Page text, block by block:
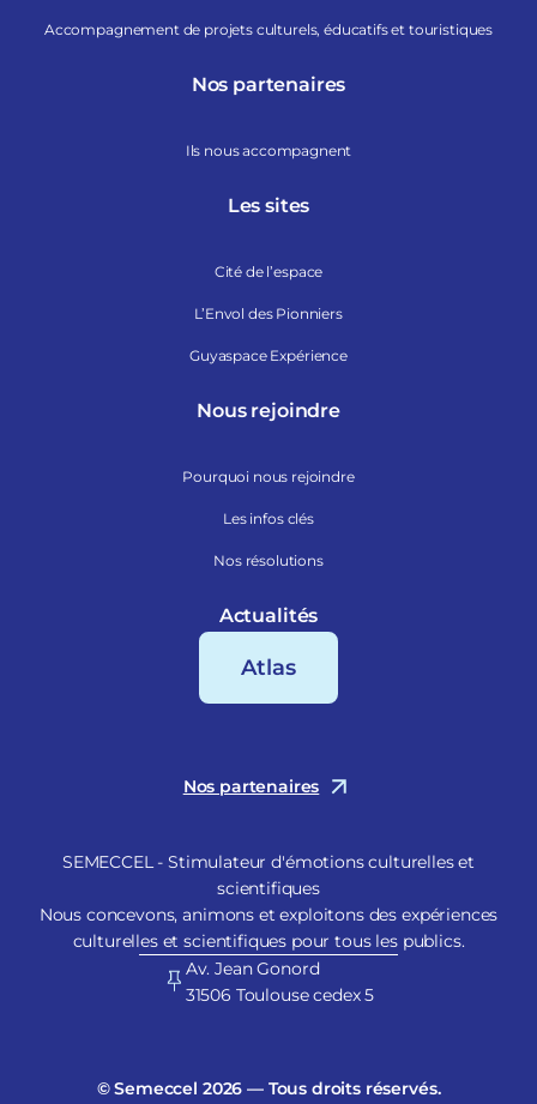
Accompagnement de projets culturels, éducatifs et touristiques
Nos partenaires
Ils nous accompagnent
Les sites
Cité de l’espace
L’Envol des Pionniers
Guyaspace Expérience
Nous rejoindre
Pourquoi nous rejoindre
Les infos clés
Nos résolutions
Actualités
Atlas
Nos partenaires
SEMECCEL - Stimulateur d'émotions culturelles et
scientifiques
Nous concevons, animons et exploitons des expériences
culturelles et scientifiques pour tous les publics.
Av. Jean Gonord
31506 Toulouse cedex 5
© Semeccel 2026 — Tous droits réservés.